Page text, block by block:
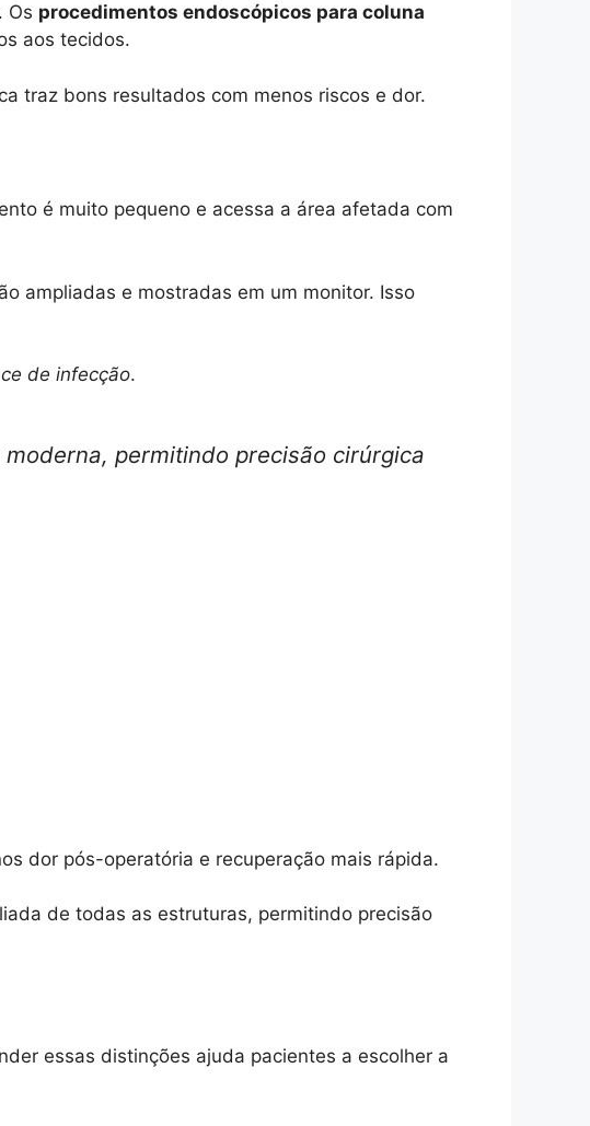
Os procedimentos endoscópicos para coluna
aos tecidos.
traz bons resultados com menos riscos e dor.
é muito pequeno e acessa a área afetada com
ampliadas e mostradas em um monitor. Isso
de infecção.
permitindo precisão cirúrgica
dor pós-operatória e recuperação mais rápida.
de todas as estruturas, permitindo precisão
essas distinções ajuda pacientes a escolher a